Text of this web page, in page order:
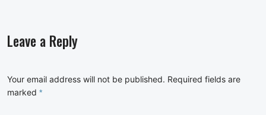
Leave a Reply
Your email address will not be published. Required fields are
marked *